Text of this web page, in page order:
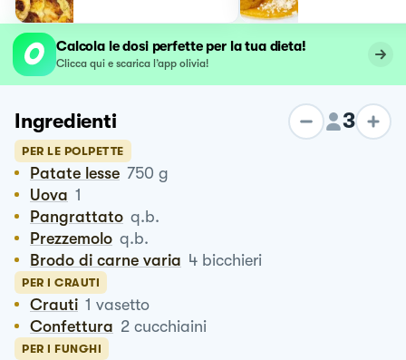
Calcola le dosi perfette per la tua dieta!
Clicca qui e scarica l’app olivia!
Ingredienti 3
PER LE POLPETTE
Patate lesse 750 g
Uova 1
Pangrattato q.b.
Prezzemolo q.b.
Brodo di carne varia 4 bicchieri
PER I CRAUTI
Crauti 1 vasetto
Confettura 2 cucchiaini
PER I FUNGHI